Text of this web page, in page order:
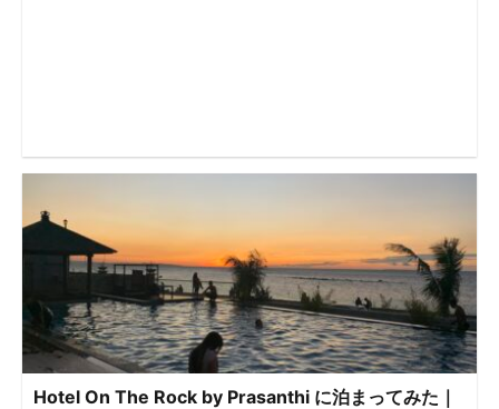
Hotel On The Rock by Prasanthi に泊まってみた｜